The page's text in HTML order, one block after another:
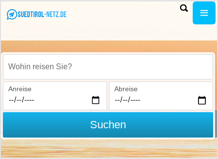
Wohin reisen Sie?
Anreise Abreise
Suchen